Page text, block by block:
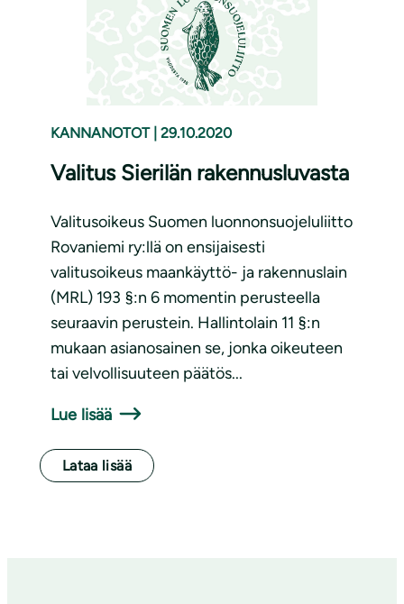
KANNANOTOT 29.10.2020
Valitus Sierilän rakennusluvasta
Valitusoikeus Suomen luonnonsuojeluliitto
Rovaniemi ry:llä on ensijaisesti
valitusoikeus maankäyttö- ja rakennuslain
(MRL) 193 §:n 6 momentin perusteella
seuraavin perustein. Hallintolain 11 §:n
mukaan asianosainen se, jonka oikeuteen
tai velvollisuuteen päätös...
Lue lisää
Lataa lisää